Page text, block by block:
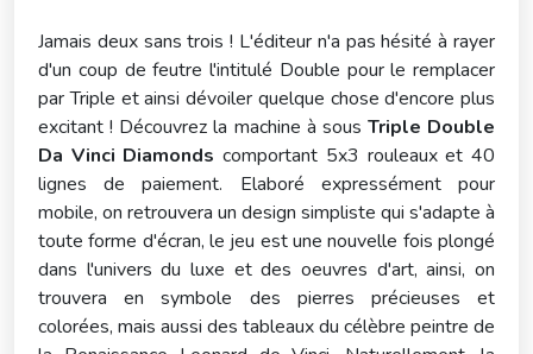
Jamais deux sans trois ! L'éditeur n'a pas hésité à rayer
d'un coup de feutre l'intitulé Double pour le remplacer
par Triple et ainsi dévoiler quelque chose d'encore plus
excitant ! Découvrez la machine à sous Triple Double
Da Vinci Diamonds comportant 5x3 rouleaux et 40
lignes de paiement. Elaboré expressément pour
mobile, on retrouvera un design simpliste qui s'adapte à
toute forme d'écran, le jeu est une nouvelle fois plongé
dans l'univers du luxe et des oeuvres d'art, ainsi, on
trouvera en symbole des pierres précieuses et
colorées, mais aussi des tableaux du célèbre peintre de